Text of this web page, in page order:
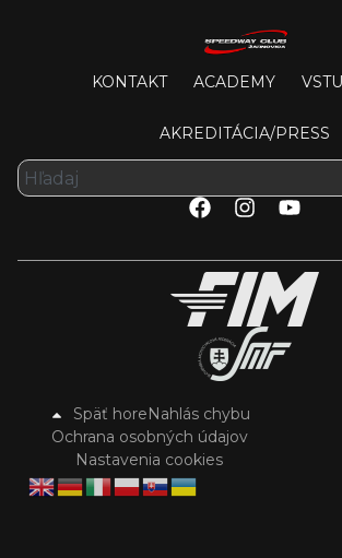
KONTAKT ACADEMY
AKREDITÁCIA/PRESS
Späť horeNahlás chybu
Ochrana osobných údajov
Nastavenia cookies